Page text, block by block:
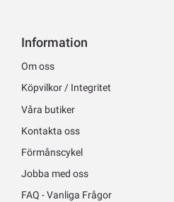
Information
Om oss
Köpvilkor / Integritet
Våra butiker
Kontakta oss
Förmånscykel
Jobba med oss
FAQ - Vanliga Frågor